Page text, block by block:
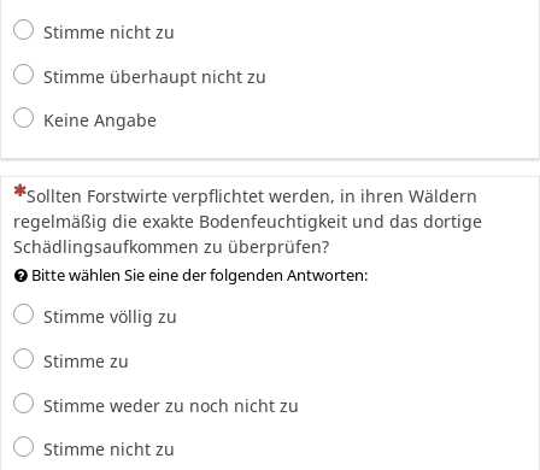
Stimme nicht zu
Stimme überhaupt nicht zu
Keine Angabe
(Dies ist eine Pflichtfrage.)
Sollten Forstwirte verpflichtet werden, in ihren Wäldern
regelmäßig die exakte Bodenfeuchtigkeit und das dortige
Schädlingsaufkommen zu überprüfen?
Bitte wählen Sie eine der folgenden Antworten:
Stimme völlig zu
Stimme zu
Stimme weder zu noch nicht zu
Stimme nicht zu